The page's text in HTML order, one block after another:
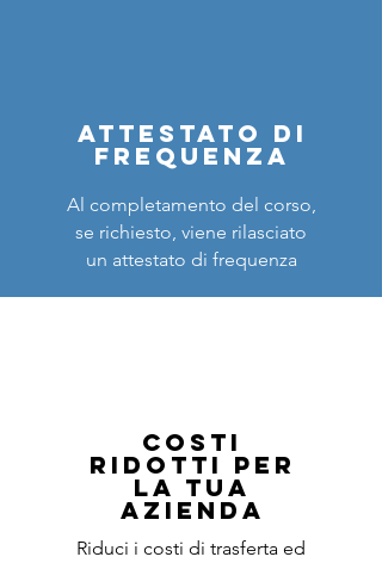
ATTESTATO DI
FREQUENZA
Al completamento del corso,
se richiesto, viene rilasciato
un attestato di frequenza
costi
ridotti PER
LA TUA
AZIENDA
Riduci i costi di trasferta ed